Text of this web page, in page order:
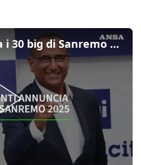
Carlo Conti annuncia i 30 big di Sanremo 2025